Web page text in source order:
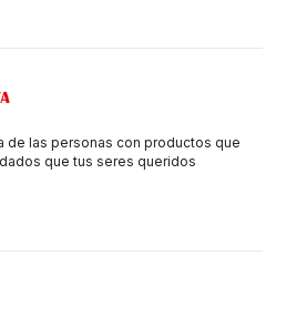
de las personas con productos que
que tus seres queridos